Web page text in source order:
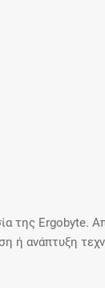
της Ergobyte.
ή ανάπτυξη